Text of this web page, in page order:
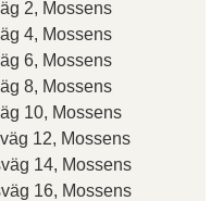
2, Mossens
4, Mossens
6, Mossens
8, Mossens
10, Mossens
12, Mossens
14, Mossens
16, Mossens